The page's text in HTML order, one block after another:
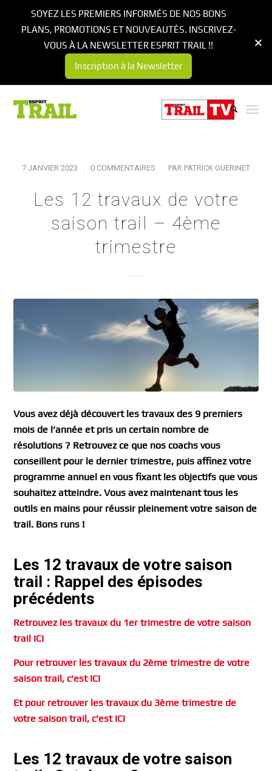
7 JANVIER 2023
/ 0 COMMENTAIRES
/ PAR PATRICK GUERINET
Les 12 travaux de votre
saison trail – 4ème
trimestre
Vous avez déjà découvert les travaux des 9 premiers
mois de l’année et pris un certain nombre de
résolutions ? Retrouvez ce que nos coachs vous
conseillent pour le dernier trimestre, puis affinez votre
programme annuel en vous fixant les objectifs que vous
souhaitez atteindre. Vous avez maintenant tous les
outils en mains pour réussir pleinement votre saison de
trail. Bons runs !
Les 12 travaux de votre saison
trail : Rappel des épisodes
précédents
Retrouvez les travaux du 1er trimestre de votre saison
trail ICI
Pour retrouver les travaux du 2ème trimestre de votre
saison trail, c’est ICI
Et pour retrouver les travaux du 3ème trimestre de
votre saison trail, c’est ICI
Les 12 travaux de votre saison
SOYEZ LES PREMIERS INFORMÉS DE NOS BONS
PLANS, PROMOTIONS ET NOUVEAUTÉS. INSCRIVEZ-
VOUS À LA NEWSLETTER ESPRIT TRAIL !!
Inscription à la Newsletter